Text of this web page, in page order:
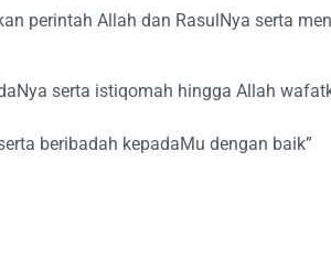
perintah Allah dan RasulNya serta
serta istiqomah hingga Allah
beribadah kepadaMu dengan baik”